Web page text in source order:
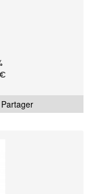
Partager